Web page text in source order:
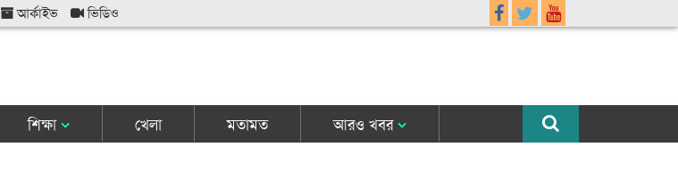
আর্কাইভ ভিডিও
শিক্ষা খেলা মতামত আরও খবর